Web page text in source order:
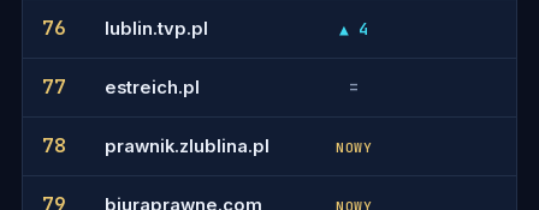
76 lublin.tvp.pl ▲ 4
77 estreich.pl =
78 prawnik.zlublina.pl NOWY
79 biuraprawne.com NOWY